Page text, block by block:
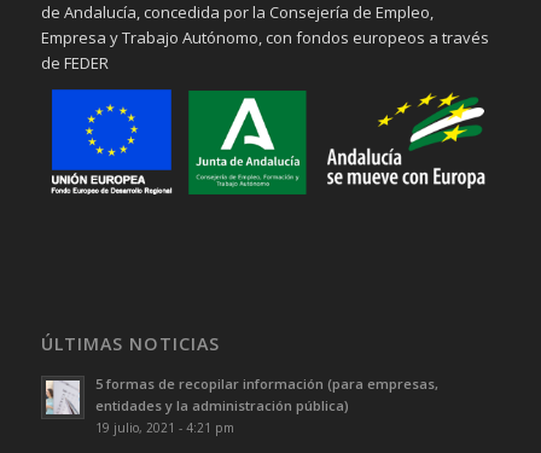
de Andalucía, concedida por la Consejería de Empleo,
Empresa y Trabajo Autónomo, con fondos europeos a través
de FEDER
ÚLTIMAS NOTICIAS
5 formas de recopilar información (para empresas,
entidades y la administración pública)
19 julio, 2021 - 4:21 pm